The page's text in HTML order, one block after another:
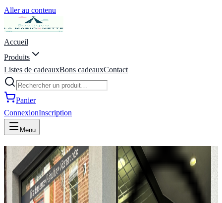
Aller au contenu
Accueil
Produits
Listes de cadeauxBons cadeauxContact
Panier
ConnexionInscription
Menu
La Marionnette - Puériculture,
Vêtements, Jeux, Listes de
naissance